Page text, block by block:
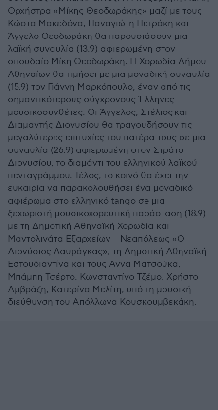
Ορχήστρα «Μίκης Θεοδωράκης» μαζί με τους
Κώστα Μακεδόνα, Παναγιώτη Πετράκη και
Άγγελο Θεοδωράκη θα παρουσιάσουν μια
λαϊκή συναυλία (13.9) αφιερωμένη στον
σπουδαίο Μίκη Θεοδωράκη. Η Χορωδία Δήμου
Αθηναίων θα τιμήσει με μια μοναδική συναυλία
(15.9) τον Γιάννη Μαρκόπουλο, έναν από τις
σημαντικότερους σύγχρονους Έλληνες
μουσικοσυνθέτες. Οι Άγγελος, Στέλιος και
Διαμαντής Διονυσίου θα τραγουδήσουν τις
μεγαλύτερες επιτυχίες του πατέρα τους σε μια
συναυλία (26.9) αφιερωμένη στον Στράτο
Διονυσίου, το διαμάντι του ελληνικού λαϊκού
πενταγράμμου. Τέλος, το κοινό θα έχει την
ευκαιρία να παρακολουθήσει ένα μοναδικό
αφιέρωμα στο ελληνικό tango σe μια
ξεχωριστή μουσικοχορευτική παράσταση (18.9)
με τη Δημοτική Αθηναϊκή Χορωδία και
Μαντολινάτα Εξαρχείων – Νεαπόλεως «Ο
Διονύσιος Λαυράγκας», τη Δημοτική Αθηναϊκή
Εστουδιαντίνα και τους Άννα Ματσούκα,
Μπάμπη Τσέρτο, Κωνσταντίνο Τζέμο, Χρήστο
Αμβράζη, Κατερίνα Μελίτη, υπό τη μουσική
διεύθυνση του Απόλλωνα Κουσκουμβεκάκη.